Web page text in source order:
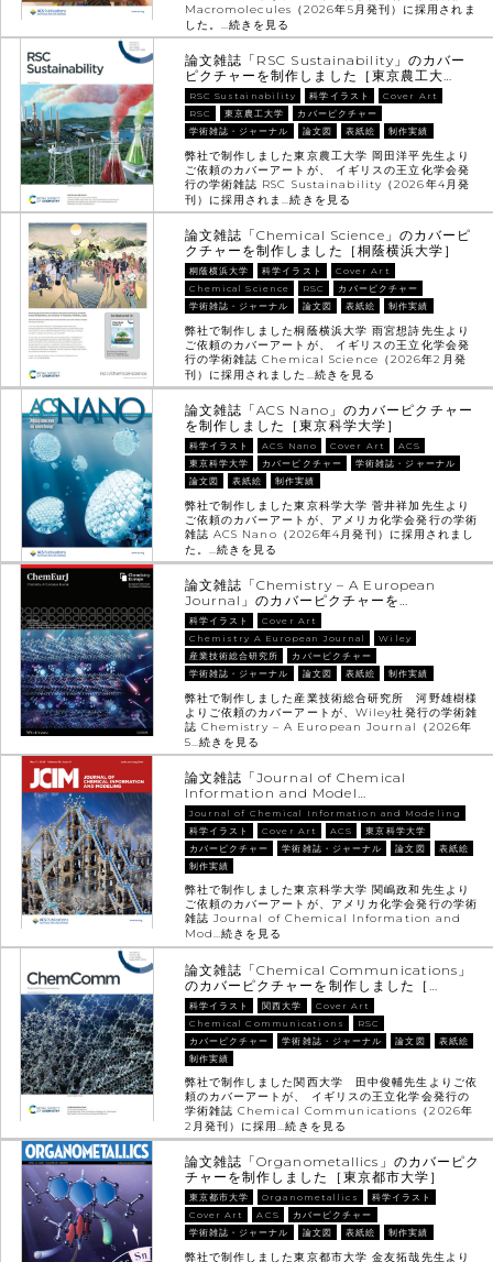
Macromolecules（2026年5月発刊）に採用されま
した。…続きを見る
論文雑誌「RSC Sustainability」のカバー
ピクチャーを制作しました［東京農工大…
RSC Sustainability 科学イラスト
Cover Art
RSC
東京農工大学
カバーピクチャー
学術雑誌・ジャーナル
論文図 表紙絵 制作実績
弊社で制作しました東京農工大学 岡田洋平先生より
ご依頼のカバーアートが、 イギリスの王立化学会発
行の学術雑誌 RSC Sustainability（2026年4月発
刊）に採用されま…続きを見る
論文雑誌「Chemical Science」のカバーピ
クチャーを制作しました［桐蔭横浜大学］
桐蔭横浜大学 科学イラスト
Cover Art
Chemical Science
RSC
カバーピクチャー
学術雑誌・ジャーナル
論文図 表紙絵 制作実績
弊社で制作しました桐蔭横浜大学 雨宮想詩先生より
ご依頼のカバーアートが、 イギリスの王立化学会発
行の学術雑誌 Chemical Science（2026年2月発
刊）に採用されました…続きを見る
論文雑誌「ACS Nano」のカバーピクチャー
を制作しました［東京科学大学］
科学イラスト ACS Nano Cover Art
ACS
東京科学大学
カバーピクチャー
学術雑誌・ジャーナル
論文図
表紙絵 制作実績
弊社で制作しました東京科学大学 菅井祥加先生より
ご依頼のカバーアートが、アメリカ化学会発行の学術
雑誌 ACS Nano（2026年4月発刊）に採用されまし
た。…続きを見る
論文雑誌「Chemistry – A European
Journal」のカバーピクチャーを…
科学イラスト
Cover Art
Chemistry A European Journal
Wiley
産業技術総合研究所
カバーピクチャー
学術雑誌・ジャーナル
論文図 表紙絵 制作実績
弊社で制作しました産業技術総合研究所 河野雄樹様
よりご依頼のカバーアートが、Wiley社発行の学術雑
誌 Chemistry – A European Journal（2026年
5…続きを見る
論文雑誌「Journal of Chemical
Information and Model…
Journal of Chemical Information and Modeling
科学イラスト
Cover Art ACS
東京科学大学
カバーピクチャー
学術雑誌・ジャーナル 論文図
表紙絵
制作実績
弊社で制作しました東京科学大学 関嶋政和先生より
ご依頼のカバーアートが、アメリカ化学会発行の学術
雑誌 Journal of Chemical Information and
Mod…続きを見る
論文雑誌「Chemical Communications」
のカバーピクチャーを制作しました［…
科学イラスト 関西大学
Cover Art
Chemical Communications
RSC
カバーピクチャー
学術雑誌・ジャーナル 論文図
表紙絵
制作実績
弊社で制作しました関西大学 田中俊輔先生よりご依
頼のカバーアートが、 イギリスの王立化学会発行の
学術雑誌 Chemical Communications（2026年
2月発刊）に採用…続きを見る
論文雑誌「Organometallics」のカバーピク
チャーを制作しました［東京都市大学］
東京都市大学 Organometallics
科学イラスト
Cover Art
ACS
カバーピクチャー
学術雑誌・ジャーナル
論文図 表紙絵 制作実績
弊社で制作しました東京都市大学 金友拓哉先生より